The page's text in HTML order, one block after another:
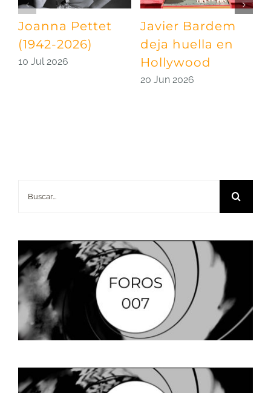
Joanna Pettet
(1942-2026)
10 Jul 2026
Javier Bardem
deja huella en
Hollywood
20 Jun 2026